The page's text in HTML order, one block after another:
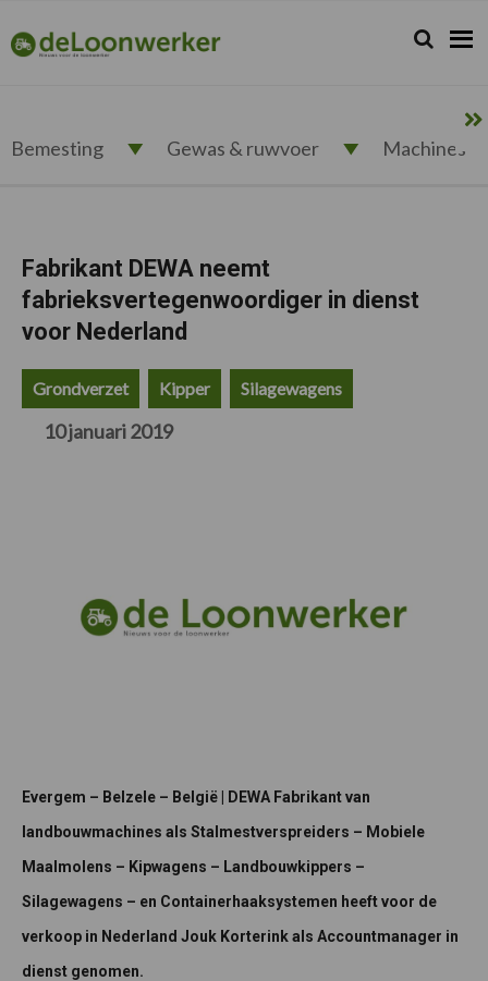
de
hoofdnavigatie
de
hoofd
de
eerste
de
voettekst
deloonwerker.nl Zoeken...
Zoek
Bemesting Gewas & ruwvoer Machines
Fabrikant DEWA neemt
fabrieksvertegenwoordiger in dienst
voor Nederland
Grondverzet Kipper Silagewagens
10 januari 2019
Evergem – Belzele – België | DEWA Fabrikant van
landbouwmachines als Stalmestverspreiders – Mobiele
Maalmolens – Kipwagens – Landbouwkippers –
Silagewagens – en Containerhaaksystemen heeft voor de
verkoop in Nederland Jouk Korterink als Accountmanager in
dienst genomen.